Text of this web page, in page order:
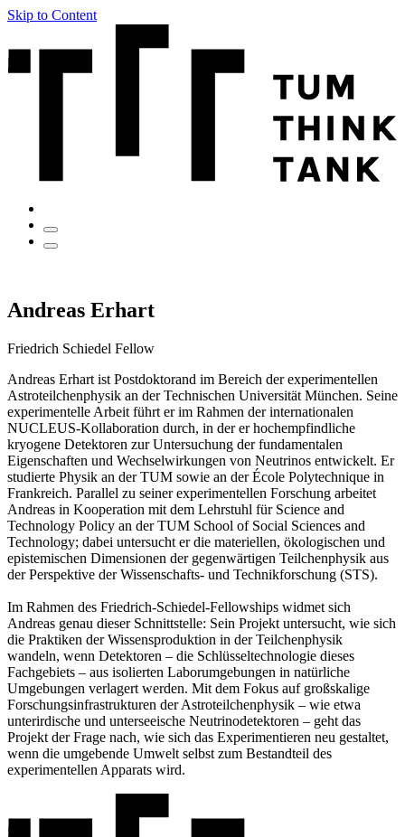
Skip to Content
Andreas Erhart
Friedrich Schiedel Fellow
Andreas Erhart ist Postdoktorand im Bereich der experimentellen
Astroteilchenphysik an der Technischen Universität München. Seine
experimentelle Arbeit führt er im Rahmen der internationalen
NUCLEUS-Kollaboration durch, in der er hochempfindliche
kryogene Detektoren zur Untersuchung der fundamentalen
Eigenschaften und Wechselwirkungen von Neutrinos entwickelt. Er
studierte Physik an der TUM sowie an der École Polytechnique in
Frankreich. Parallel zu seiner experimentellen Forschung arbeitet
Andreas in Kooperation mit dem Lehrstuhl für Science and
Technology Policy an der TUM School of Social Sciences and
Technology; dabei untersucht er die materiellen, ökologischen und
epistemischen Dimensionen der gegenwärtigen Teilchenphysik aus
der Perspektive der Wissenschafts- und Technikforschung (STS).
Im Rahmen des Friedrich-Schiedel-Fellowships widmet sich
Andreas genau dieser Schnittstelle: Sein Projekt untersucht, wie sich
die Praktiken der Wissensproduktion in der Teilchenphysik
wandeln, wenn Detektoren – die Schlüsseltechnologie dieses
Fachgebiets – aus isolierten Laborumgebungen in natürliche
Umgebungen verlagert werden. Mit dem Fokus auf großskalige
Forschungsinfrastrukturen der Astroteilchenphysik – wie etwa
unterirdische und unterseeische Neutrinodetektoren – geht das
Projekt der Frage nach, wie sich das Experimentieren neu gestaltet,
wenn die umgebende Umwelt selbst zum Bestandteil des
experimentellen Apparats wird.